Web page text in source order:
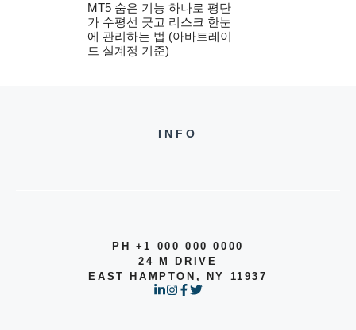
MT5 숨은 기능 하나로 평단
가 수평선 긋고 리스크 한눈
에 관리하는 법 (아바트레이
드 실계정 기준)
INFO
PH +1 000 000 0000
24 M DRIVE
EAST HAMPTON, NY 11937